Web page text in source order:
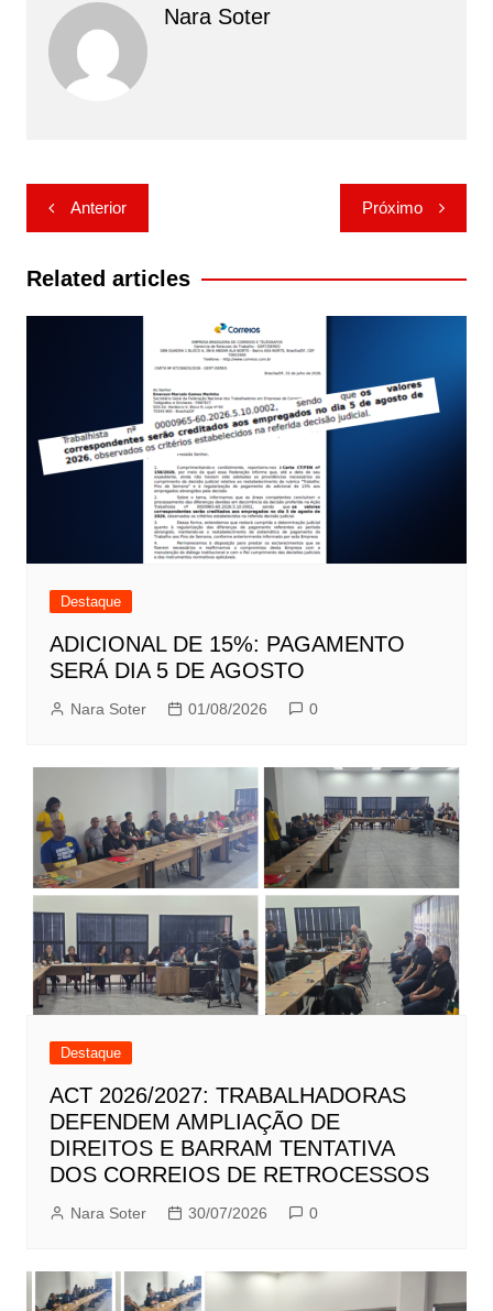
Nara Soter
Navegação
de
Post
Anterior Próximo
Related articles
Destaque
ADICIONAL DE 15%: PAGAMENTO
SERÁ DIA 5 DE AGOSTO
Nara Soter 01/08/2026 0
Destaque
ACT 2026/2027: TRABALHADORAS
DEFENDEM AMPLIAÇÃO DE
DIREITOS E BARRAM TENTATIVA
DOS CORREIOS DE RETROCESSOS
Nara Soter 30/07/2026 0